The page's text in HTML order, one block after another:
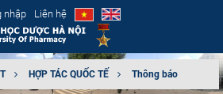
nhập Liên hệ
HỢP TÁC QUỐC TẾ Thông báo